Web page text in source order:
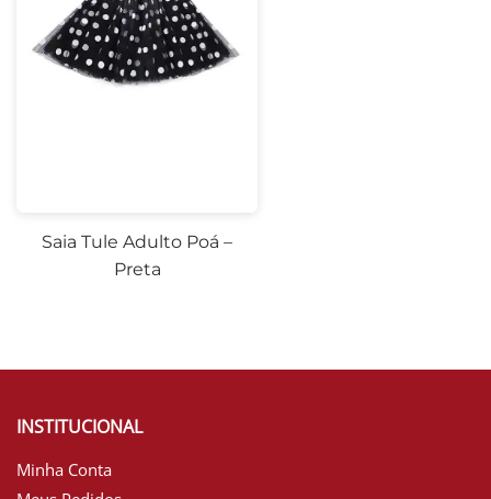
Saia Tule Adulto Poá –
Preta
INSTITUCIONAL
Minha Conta